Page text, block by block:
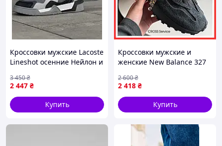
Кроссовки мужские Lacoste
Lineshot осенние Нейлон и
серые
2 447 ₴
3 450₴
Купить
Кроссовки мужские и
женские New Balance 327
Беланс 327 черные серые
2 418 ₴
2 600₴
Купить